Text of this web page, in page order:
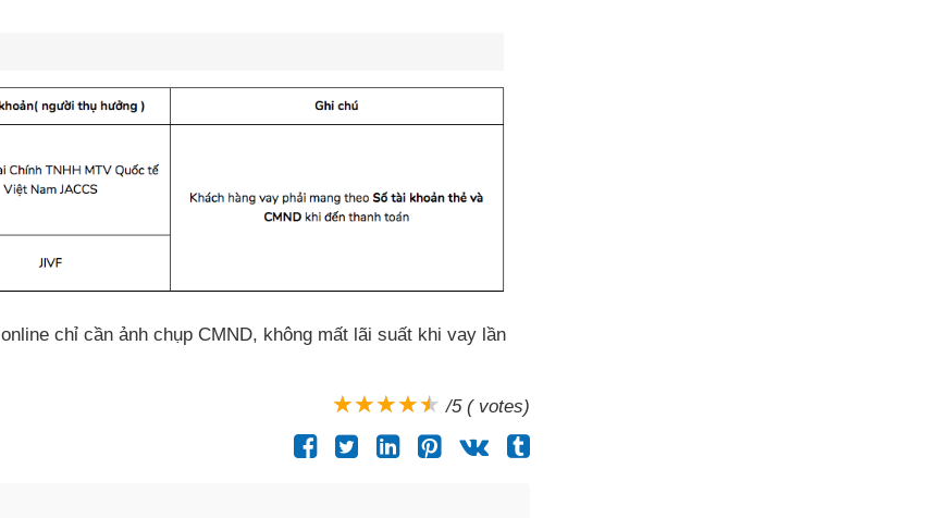
chỉ cần ảnh chụp CMND, không mất lãi suất khi vay lần
/5 ( votes)